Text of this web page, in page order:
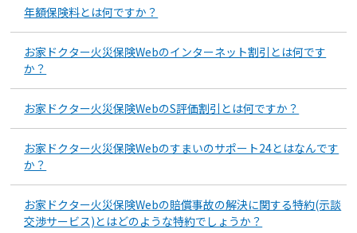
年額保険料とは何ですか？
お家ドクター火災保険Webのインターネット割引とは何です
か？
お家ドクター火災保険WebのS評価割引とは何ですか？
お家ドクター火災保険Webのすまいのサポート24とはなんです
か？
お家ドクター火災保険Webの賠償事故の解決に関する特約(示談
交渉サービス)とはどのような特約でしょうか？